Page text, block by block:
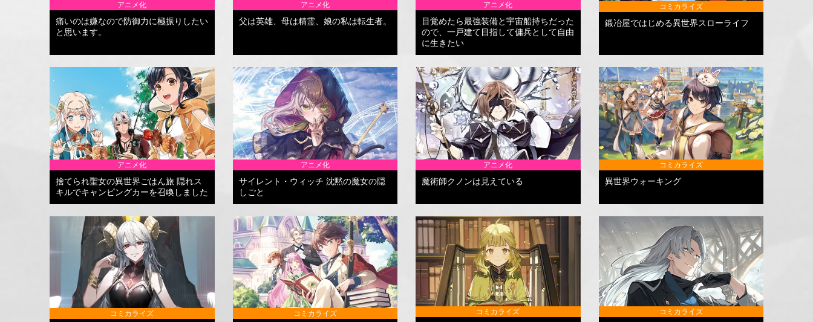
アニメ化
痛いのは嫌なので防御力に極振りしたい
と思います。
アニメ化
父は英雄、母は精霊、娘の私は転生者。
アニメ化
目覚めたら最強装備と宇宙船持ちだった
ので、一戸建て目指して傭兵として自由
に生きたい
コミカライズ
鍛冶屋ではじめる異世界スローライフ
アニメ化
捨てられ聖女の異世界ごはん旅 隠れス
キルでキャンピングカーを召喚しました
アニメ化
サイレント・ウィッチ 沈黙の魔女の隠
しごと
アニメ化
魔術師クノンは見えている
コミカライズ
異世界ウォーキング
コミカライズ コミカライズ コミカライズ コミカライズ